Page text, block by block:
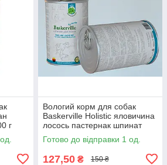
г
Вологий корм для собак
Baskerville Holistic яловичина
лосось пастернак шпинат
зелень 400 г
Готово до відправки 1 од.
127,50 ₴ 150 ₴